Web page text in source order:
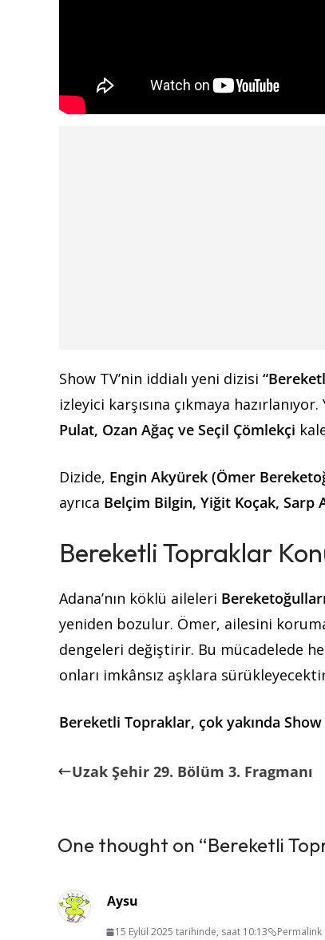
Show TV’nin iddialı yeni dizisi
izleyici karşısına çıkmaya hazırlanıyor.
Pulat, Ozan Ağaç ve Seçil Çömlekçi
Dizide, Engin Akyürek (Ömer
ayrıca Belçim Bilgin, Yiğit Koçak, Sarp
Bereketli Topraklar
Adana’nın köklü aileleri Bereketoğulları
yeniden bozulur. Ömer, ailesini
dengeleri değiştirir. Bu mücadelede
onları imkânsız aşklara
Bereketli Topraklar, çok yakında
Uzak Şehir 29. Bölüm 3. Fragmanı
One thought on “Bereketli
Aysu
15 Eylül 2025 tarihinde, saat 10:13 Permalink